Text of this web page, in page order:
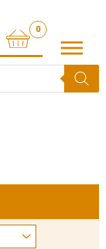
0
ARTICLE